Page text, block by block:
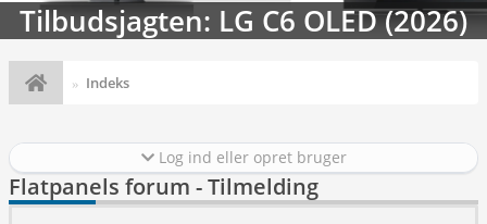
Tilbudsjagten: LG C6 OLED (2026)
Indeks
Log ind eller opret bruger
Flatpanels forum - Tilmelding